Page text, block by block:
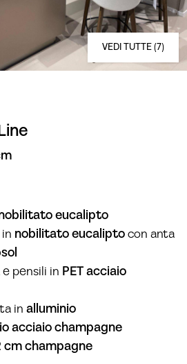
VEDI TUTTE (7)
eucalipto
nobilitato eucaliptocon anta
pensili in PET acciaio
in alluminio
acciaio champagne
cm champagne